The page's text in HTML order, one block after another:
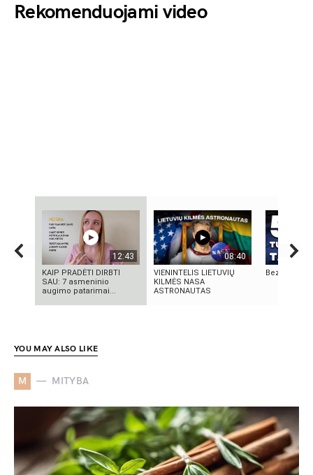
Rekomenduojami video
12:43
KAIP PRADĖTI DIRBTI
SAU: 7 asmeninio
augimo patarimai...
08:40
VIENINTELIS LIETUVIŲ
KILMĖS NASA
ASTRONAUTAS
Bezos
YOU MAY ALSO LIKE
M MITYBA